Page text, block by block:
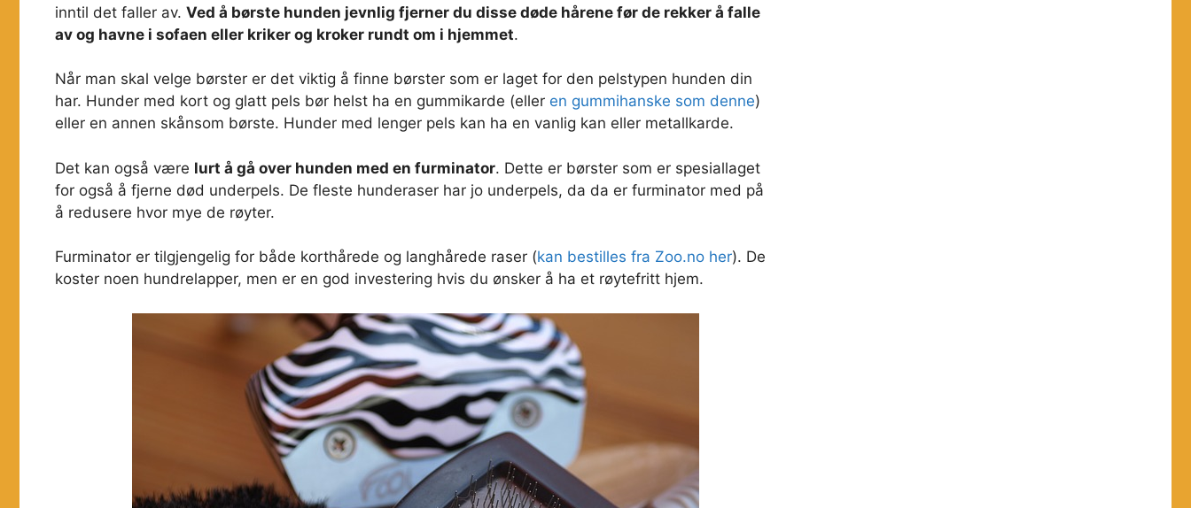
inntil det faller av. Ved å børste hunden jevnlig fjerner du disse døde hårene før de rekker å falle
av og havne i sofaen eller kriker og kroker rundt om i hjemmet.
Når man skal velge børster er det viktig å finne børster som er laget for den pelstypen hunden din
har. Hunder med kort og glatt pels bør helst ha en gummikarde (eller en gummihanske som denne)
eller en annen skånsom børste. Hunder med lenger pels kan ha en vanlig kan eller metallkarde.
Det kan også være lurt å gå over hunden med en furminator. Dette er børster som er spesiallaget
for også å fjerne død underpels. De fleste hunderaser har jo underpels, da da er furminator med på
å redusere hvor mye de røyter.
Furminator er tilgjengelig for både korthårede og langhårede raser (kan bestilles fra Zoo.no her). De
koster noen hundrelapper, men er en god investering hvis du ønsker å ha et røytefritt hjem.